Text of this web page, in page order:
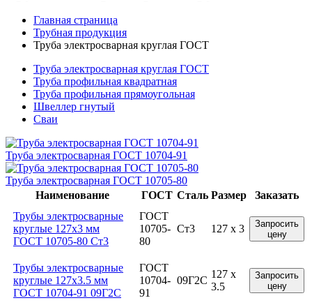
Главная страница
Трубная продукция
Труба электросварная круглая ГОСТ
Труба электросварная круглая ГОСТ
Труба профильная квадратная
Труба профильная прямоугольная
Швеллер гнутый
Сваи
Труба электросварная ГОСТ 10704-91
Труба электросварная ГОСТ 10705-80
Наименование
ГОСТ Сталь Размер
Заказать
Трубы электросварные
круглые 127x3 мм
ГОСТ 10705-80 Ст3
ГОСТ
10705-
80
Ст3 127 x 3
Запросить
цену
Трубы электросварные
круглые 127x3.5 мм
ГОСТ 10704-91 09Г2С
ГОСТ
10704-
91
09Г2С
127 x
3.5
Запросить
цену